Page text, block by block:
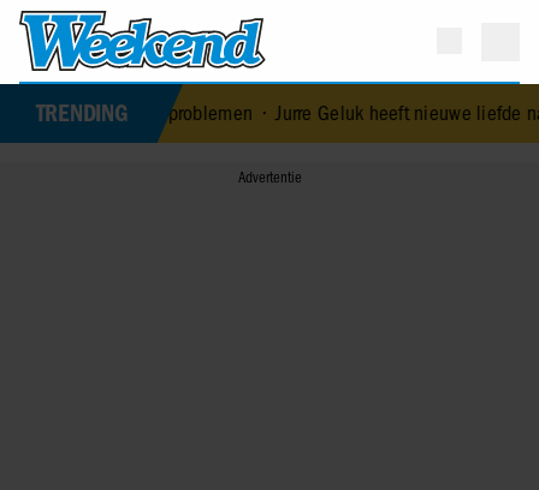
TRENDING
huwelijksproblemen•Jurre Geluk heeft nieuwe liefde na